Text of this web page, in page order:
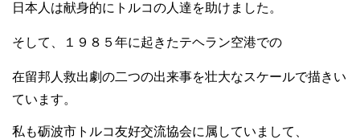
日本人は献身的にトルコの人達を助けました。
そして、１９８５年に起きたテヘラン空港での
在留邦人救出劇の二つの出来事を壮大なスケールで描きい
ています。
私も砺波市トルコ友好交流協会に属していまして、